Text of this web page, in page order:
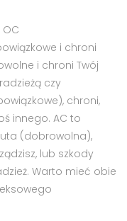
i chroni
i chroni Twój
czy
chroni,
innego. AC to
(dobrowolna),
lub szkody
Warto mieć obie